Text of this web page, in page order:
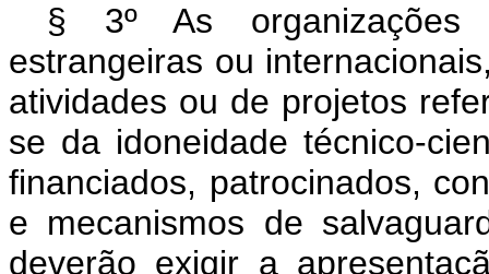
§ 3º As organizações
estrangeiras ou
atividades ou de projetos
se da idoneidade técnico-
financiados, patrocinados,
e mecanismos de
deverão exigir a